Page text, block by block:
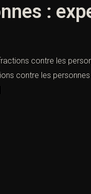
:
contre les
contre les